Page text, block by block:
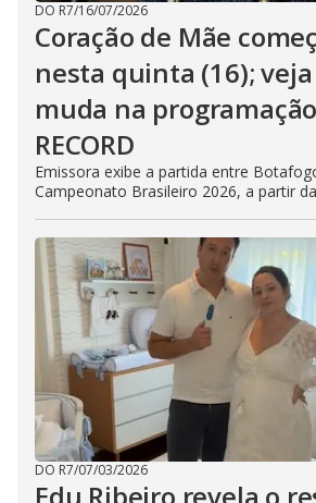
DO R7/16/07/2026
Coração de Mãe
nesta quinta (16);
muda na
RECORD
Emissora exibe a partida entre
Campeonato Brasileiro 2026, a partir
DO R7/07/03/2026